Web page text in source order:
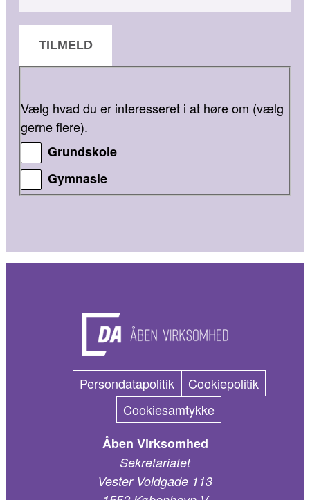
TILMELD
Vælg hvad du er interesseret i at høre om (vælg
gerne flere).
Grundskole
Gymnasie
Persondatapolitik
Cookiepolitik
Cookiesamtykke
Åben Virksomhed
Sekretariatet
Vester Voldgade 113